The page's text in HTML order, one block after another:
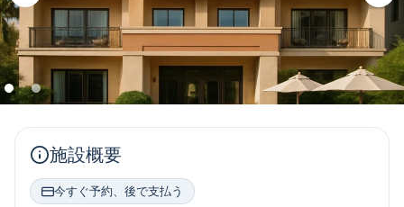
施設概要
今すぐ予約、後で支払う